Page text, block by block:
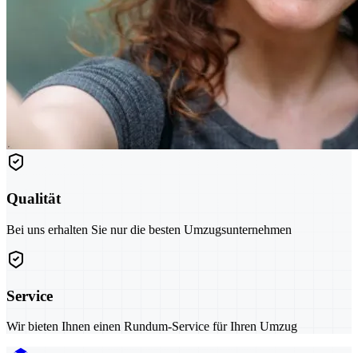
Qualität
Bei uns erhalten Sie nur die besten Umzugsunternehmen
Service
Wir bieten Ihnen einen Rundum-Service für Ihren Umzug